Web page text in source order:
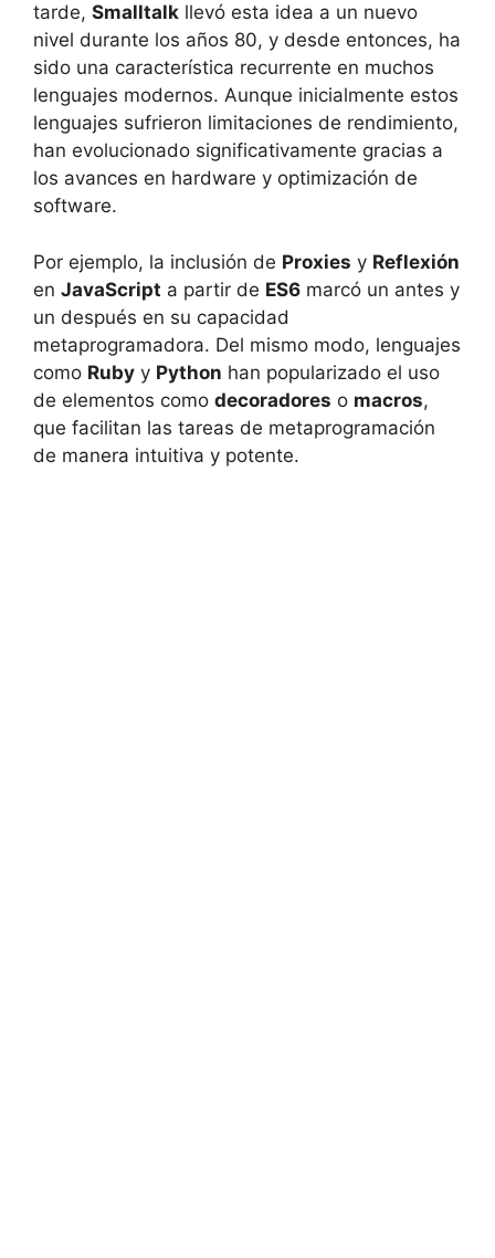
tarde, Smalltalk llevó esta idea a un nuevo
nivel durante los años 80, y desde entonces, ha
sido una característica recurrente en muchos
lenguajes modernos. Aunque inicialmente estos
lenguajes sufrieron limitaciones de rendimiento,
han evolucionado significativamente gracias a
los avances en hardware y optimización de
software.
Por ejemplo, la inclusión de Proxies y Reflexión
en JavaScript a partir de ES6 marcó un antes y
un después en su capacidad
metaprogramadora. Del mismo modo, lenguajes
como Ruby y Python han popularizado el uso
de elementos como decoradores o macros,
que facilitan las tareas de metaprogramación
de manera intuitiva y potente.